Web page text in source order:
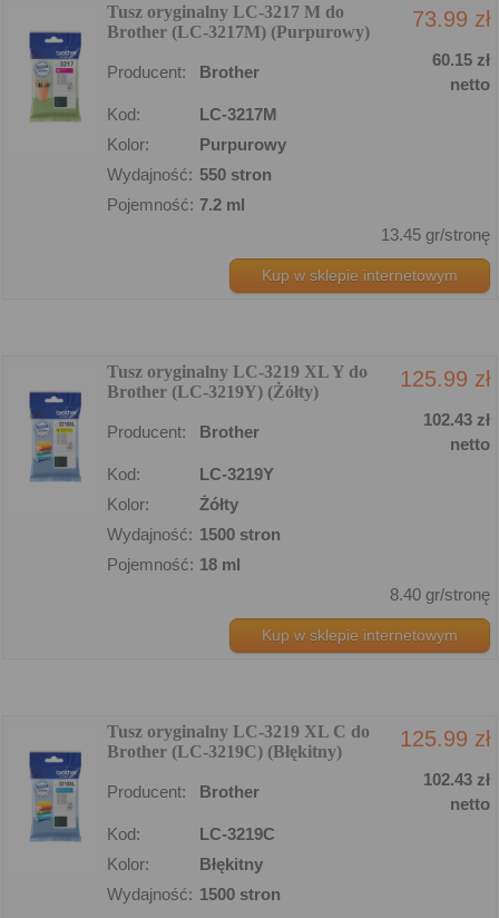
Tusz oryginalny LC-3217 M do
Brother (LC-3217M) (Purpurowy)
73.99 zł
Producent: Brother
60.15 zł
netto
Kod:
LC-3217M
Kolor:
Purpurowy
Wydajność: 550 stron
Pojemność: 7.2 ml
13.45 gr/stronę
Kup w sklepie internetowym
Tusz oryginalny LC-3219 XL Y do
Brother (LC-3219Y) (Żółty)
125.99 zł
Producent: Brother
102.43 zł
netto
Kod:
LC-3219Y
Kolor:
Żółty
Wydajność: 1500 stron
Pojemność: 18 ml
8.40 gr/stronę
Kup w sklepie internetowym
Tusz oryginalny LC-3219 XL C do
Brother (LC-3219C) (Błękitny)
125.99 zł
Producent: Brother
102.43 zł
netto
Kod:
LC-3219C
Kolor:
Błękitny
Wydajność: 1500 stron